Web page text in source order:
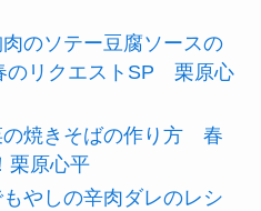
のソテー豆腐ソースの
リクエストSP 栗原心
の焼きそばの作り方 春
栗原心平
やしの辛肉ダレのレシ